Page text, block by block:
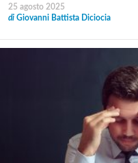
25 agosto 2025
di Giovanni Battista Diciocia